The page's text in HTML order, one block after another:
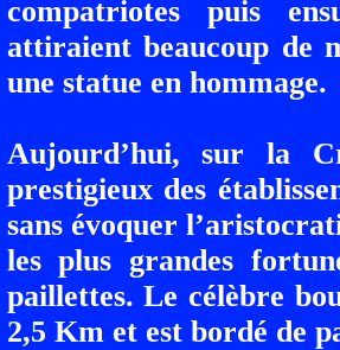
compatriotes puis
attiraient beaucoup de
une statue en hommage.
Aujourd’hui, sur la
prestigieux des
sans évoquer
les plus grandes
paillettes. Le célèbre
2,5 Km et est bordé de